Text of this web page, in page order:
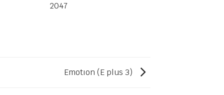
2047
Emotıon (E plus 3)